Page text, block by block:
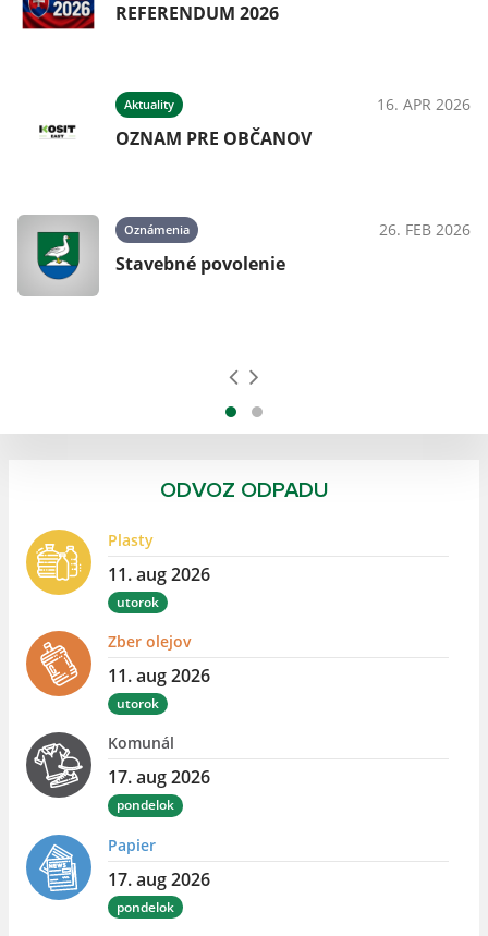
REFERENDUM 2026
Aktuality 16. APR 2026
OZNAM PRE OBČANOV
Oznámenia 26. FEB 2026
Stavebné povolenie
ODVOZ ODPADU
Plasty
11. aug 2026
utorok
Zber olejov
11. aug 2026
utorok
Komunál
17. aug 2026
pondelok
Papier
17. aug 2026
pondelok